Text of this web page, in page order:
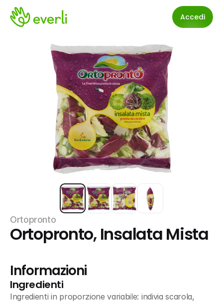
Accedi
Ortopronto
Ortopronto, Insalata Mista
Informazioni
Ingredienti
Ingredienti in proporzione variabile: indivia scarola,